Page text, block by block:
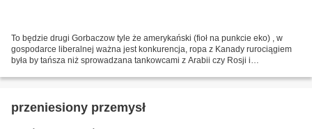
To będzie drugi Gorbaczow tyle że amerykański (fioł na punkcie eko) , w
gospodarce liberalnej ważna jest konkurencja, ropa z Kanady rurociągiem
była by tańsza niż sprowadzana tankowcami z Arabii czy Rosji i
przeniesiony przemysł